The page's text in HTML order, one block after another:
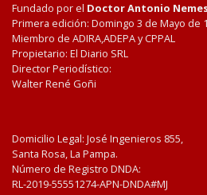
Fundado por el Doctor Antonio
Primera edición: Domingo 3 de Mayo de
Miembro de ADIRA,ADEPA y CPPAL
Propietario: El Diario SRL
Director Periodístico:
Walter René Goñi
Domicilio Legal: José Ingenieros 855,
Santa Rosa, La Pampa.
Número de Registro DNDA:
RL-2019-55551274-APN-DNDA#MJ